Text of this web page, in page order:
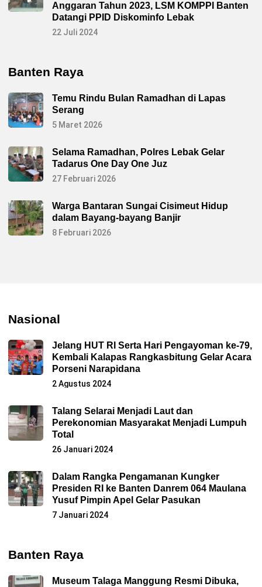
Anggaran Tahun 2023, LSM KOMPPI Banten
Datangi PPID Diskominfo Lebak
22 Juli 2024
Banten Raya
Temu Rindu Bulan Ramadhan di Lapas
Serang
5 Maret 2026
Selama Ramadhan, Polres Lebak Gelar
Tadarus One Day One Juz
27 Februari 2026
Warga Bantaran Sungai Cisimeut Hidup
dalam Bayang-bayang Banjir
8 Februari 2026
Nasional
Jelang HUT RI Serta Hari Pengayoman ke-79,
Kembali Kalapas Rangkasbitung Gelar Acara
Porseni Narapidana
2 Agustus 2024
Talang Selarai Menjadi Laut dan
Perekonomian Masyarakat Menjadi Lumpuh
Total
26 Januari 2024
Dalam Rangka Pengamanan Kungker
Presiden RI ke Banten Danrem 064 Maulana
Yusuf Pimpin Apel Gelar Pasukan
7 Januari 2024
Banten Raya
Museum Talaga Manggung Resmi Dibuka,